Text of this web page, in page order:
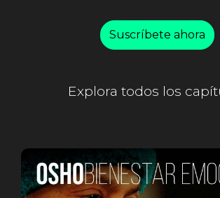
Suscríbete ahora
Explora todos los